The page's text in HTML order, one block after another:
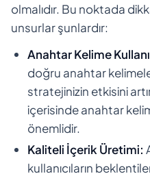
olmalıdır. Bu noktada
unsurlar şunlardır:
Anahtar Kelime
doğru anahtar
stratejinizin etkisini
içerisinde anahtar
önemlidir.
Kaliteli İçerik Üretimi:
kullanıcıların